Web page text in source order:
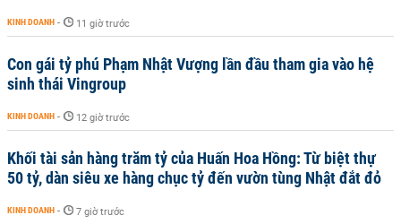
KINH DOANH - 11 giờ trước
Con gái tỷ phú Phạm Nhật Vượng lần đầu tham gia vào hệ
sinh thái Vingroup
KINH DOANH - 12 giờ trước
Khối tài sản hàng trăm tỷ của Huấn Hoa Hồng: Từ biệt thự
50 tỷ, dàn siêu xe hàng chục tỷ đến vườn tùng Nhật đắt đỏ
KINH DOANH - 7 giờ trước